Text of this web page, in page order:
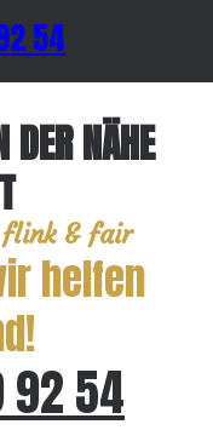
54
DER NÄHE
flink & fair
helfen
92 54